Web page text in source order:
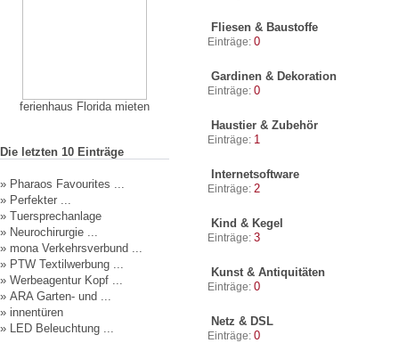
ferienhaus Florida mieten
Die letzten 10 Einträge
» Pharaos Favourites ...
» Perfekter ...
» Tuersprechanlage
» Neurochirurgie ...
» mona Verkehrsverbund ...
» PTW Textilwerbung ...
» Werbeagentur Kopf ...
» ARA Garten- und ...
» innentüren
» LED Beleuchtung ...
Fliesen & Baustoffe
Einträge: 0
Gardinen & Dekoration
Einträge: 0
Haustier & Zubehör
Einträge: 1
Internetsoftware
Einträge: 2
Kind & Kegel
Einträge: 3
Kunst & Antiquitäten
Einträge: 0
Netz & DSL
Einträge: 0